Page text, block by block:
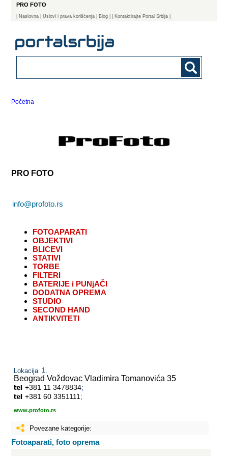
PRO FOTO
Naslovna | Uslovi i prava korišćenja Blog | Kontaktirajte Portal Srbija |
Početna
PRO FOTO
info@profoto.rs
FOTOAPARATI
OBJEKTIVI
BLICEVI
STATIVI
TORBE
FILTERI
BATERIJE i PUNjAČI
DODATNA OPREMA
STUDIO
SECOND HAND
ANTIKVITETI
www.profoto.rs
Lokacija
Beograd VoždovacVladimira Tomanovića 35
+381 11 3478834;
+381 60 3351111 ;
Povezane kategorije:
Fotoaparati, foto oprema